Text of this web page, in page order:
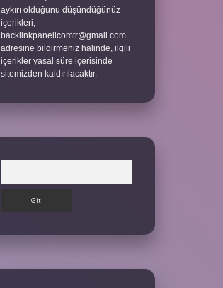
aykırı olduğunu düşündüğünüz
içerikleri,
backlinkpanelicomtr@gmail.com
adresine bildirmeniz halinde, ilgili
içerikler yasal süre içerisinde
sitemizden kaldırılacaktır.